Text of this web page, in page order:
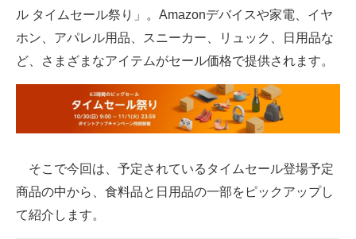
スマホと通信の最新トレンド
進化するPCとデバイスの未来
好きが集まる 比べて選べる
ビジネスと働き方のヒント
企業ITのトレンドを詳説
経営リーダーのコミュニティ
ル タイムセール祭り」。Amazonデバイスや家電、イヤ
ホン、アパレル用品、スニーカー、リュック、日用品な
ど、さまざまなアイテムがセール価格で提供されます。
そこで今回は、予定されているタイムセール登場予定
商品の中から、食料品と日用品の一部をピックアップし
て紹介します。